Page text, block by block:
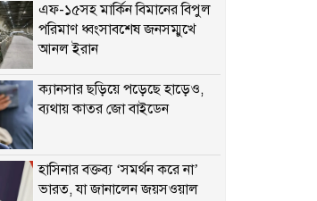
এফ-১৫সহ মার্কিন বিমানের বিপুল
পরিমাণ ধ্বংসাবশেষ জনসম্মুখে
আনল ইরান
ক্যানসার ছড়িয়ে পড়েছে হাড়েও,
ব্যথায় কাতর জো বাইডেন
হাসিনার বক্তব্য ‘সমর্থন করে না’
ভারত, যা জানালেন জয়সওয়াল